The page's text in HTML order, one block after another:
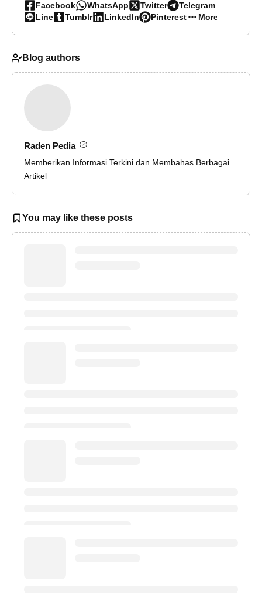
Facebook WhatsApp Twitter
Telegram
Line
Tumblr LinkedIn Pinterest More…
Blog authors
Raden Pedia
Memberikan Informasi Terkini dan Membahas Berbagai
Artikel
You may like these posts